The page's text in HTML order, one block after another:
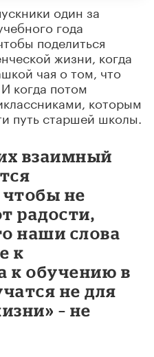
один за
года
поделиться
жизни, когда
чая о том, что
когда потом
которым
путь старшей школы.
взаимный
чтобы не
радости,
наши слова
к
к обучению в
не для
– не